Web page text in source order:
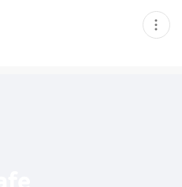
현
재